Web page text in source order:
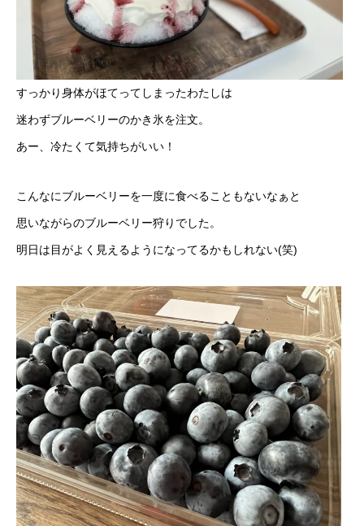
すっかり身体がほてってしまったわたしは
迷わずブルーベリーのかき氷を注文。
あー、冷たくて気持ちがいい！
こんなにブルーベリーを一度に食べることもないなぁと
思いながらのブルーベリー狩りでした。
明日は目がよく見えるようになってるかもしれない(笑)